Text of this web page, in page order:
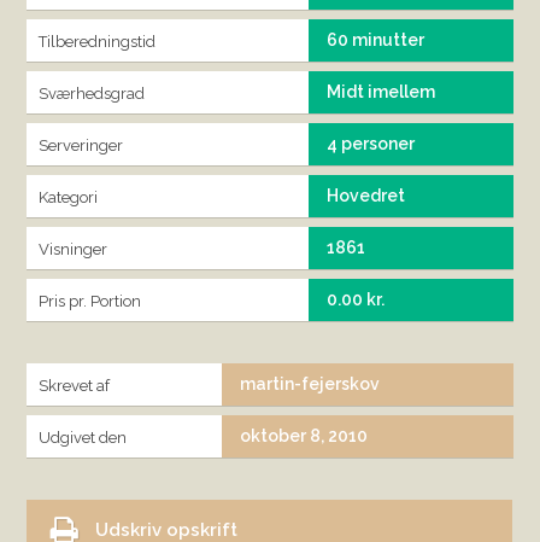
Tilberedningstid 60 minutter
Sværhedsgrad Midt imellem
Serveringer 4 personer
Kategori Hovedret
Visninger 1861
Pris pr. Portion 0.00 kr.
Skrevet af martin-fejerskov
Udgivet den oktober 8, 2010
Udskriv opskrift